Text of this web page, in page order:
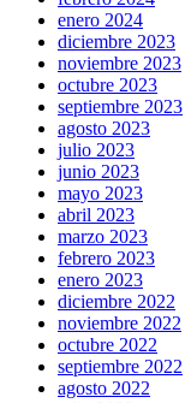
enero 2024
diciembre 2023
noviembre 2023
octubre 2023
septiembre 2023
agosto 2023
julio 2023
junio 2023
mayo 2023
abril 2023
marzo 2023
febrero 2023
enero 2023
diciembre 2022
noviembre 2022
octubre 2022
septiembre 2022
agosto 2022